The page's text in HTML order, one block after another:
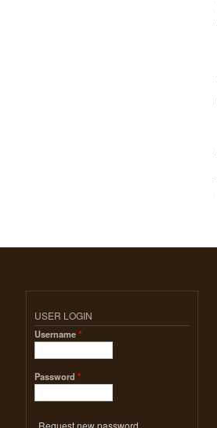
USER LOGIN
Username*
Password *
Request new password